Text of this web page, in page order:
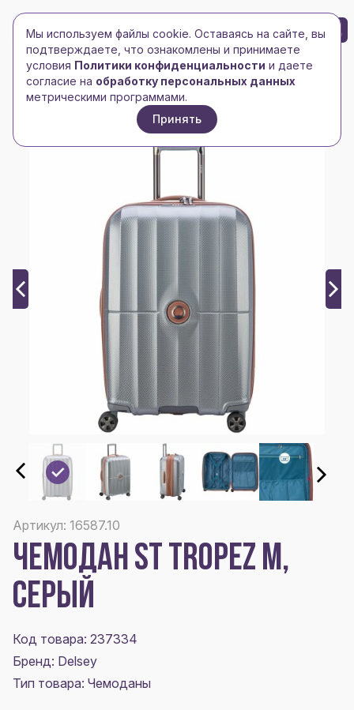
Toggle navigation
Toggle navigation
БРЕНД-ЛОГО 0
Главная/Сумки и чемоданы/Чемоданы/
Чемодан St Tropez M, серый
Артикул: 16587.10
ЧЕМОДАН ST TROPEZ M,
СЕРЫЙ
Код товара: 237334
Бренд: Delsey
Тип товара: Чемоданы
Мы используем файлы cookie. Оставаясь на сайте, вы
подтверждаете, что ознакомлены и принимаете
условия Политики конфиденциальности и даете
согласие на обработку персональных данных
метрическими программами.
Принять